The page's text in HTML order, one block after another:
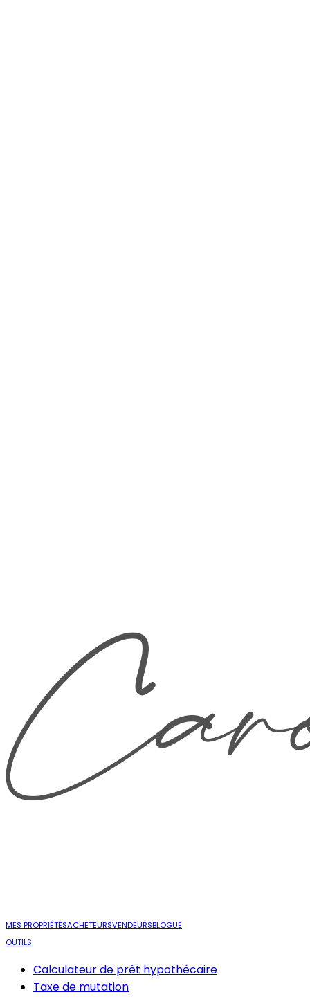
MES PROPRIÉTÉSACHETEURSVENDEURSBLOGUE
OUTILS
Calculateur de prêt hypothécaire
Taxe de mutation